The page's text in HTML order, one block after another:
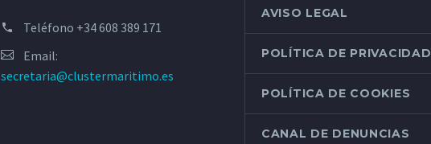
Teléfono +34 608 389 171
Email:
secretaria@clustermaritimo.es
AVISO LEGAL
POLÍTICA DE PRIVACIDAD
POLÍTICA DE COOKIES
CANAL DE DENUNCIAS